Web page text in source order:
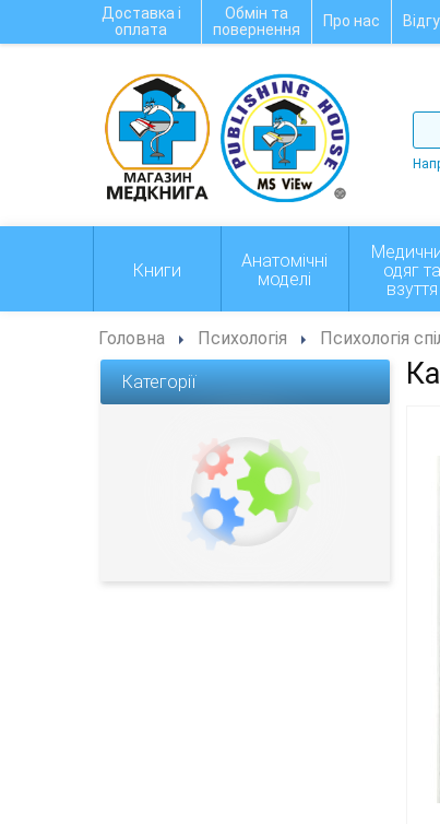
Доставка і
оплата
Обмін та
повернення
Про нас
Книги
Анатомічні
моделі
одяг та
взуття
Головна Психологія Психологія
Категорії